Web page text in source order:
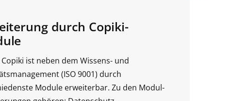
durch Copiki-
ist neben dem Wissens- und
(ISO 9001) durch
Module erweiterbar. Zu den Modul-